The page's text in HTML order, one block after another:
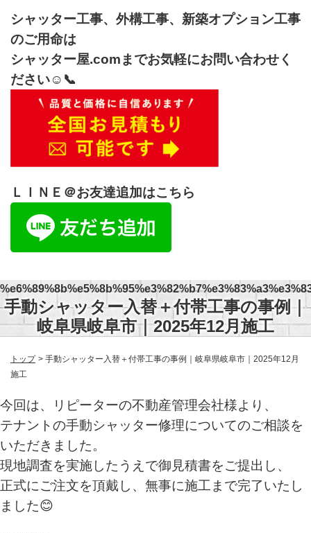
シャッター工事、外構工事、新築オプション工事
のご用命は
シャッター屋.comまでお気軽にお問い合わせく
ださい☺️📞
ＬＩＮＥ＠お友達追加はこちら
手動シャッター入替＋付帯工事の事例｜
岐阜県岐阜市｜2025年12月施工
トップ
手動シャッター入替＋付帯工事の事例｜岐阜県岐阜市｜2025年12月
施工
今回は、リピーターの不動産管理会社様より、
テナントの手動シャッター修理についてのご相談を
いただきました。
現地調査を実施したうえで御見積書をご提出し、
正式にご注文を頂戴し、無事に施工まで完了いたし
ました😊